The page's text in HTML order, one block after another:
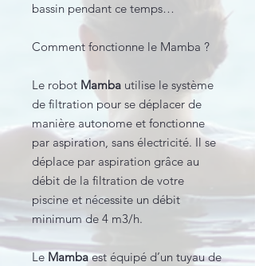
bassin pendant ce temps…
Comment fonctionne le Mamba ?
Le robot Mamba utilise le système
de filtration pour se déplacer de
manière autonome et fonctionne
par aspiration, sans électricité. Il se
déplace par aspiration grâce au
débit de la filtration de votre
piscine et nécessite un débit
minimum de 4 m3/h.
Le Mambaest équipé d’un tuyau de